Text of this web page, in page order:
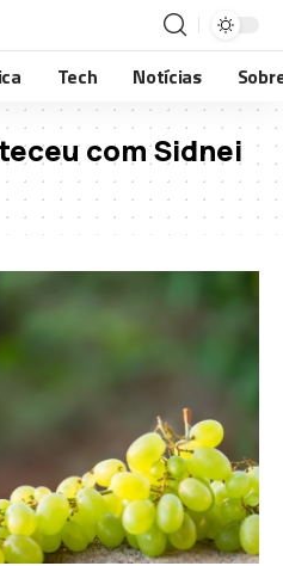
Tech Notícias
com Sidnei